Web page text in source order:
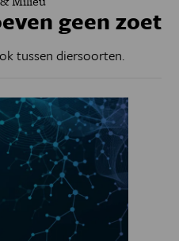
geen zoet
tussen diersoorten.